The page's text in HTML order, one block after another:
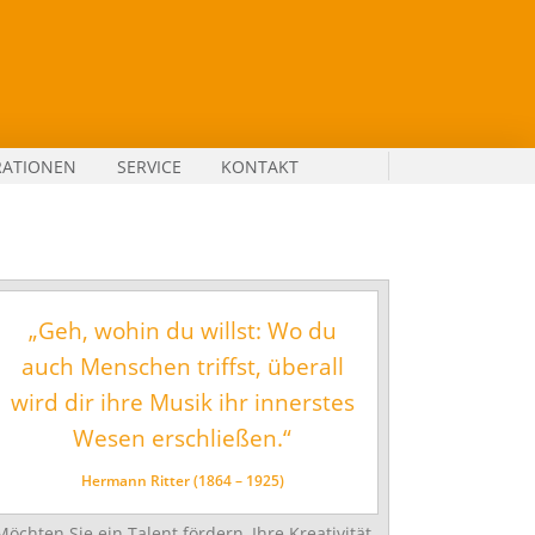
SERVICE KONTAKT
„Geh, wohin du willst: Wo du
auch Menschen triffst, überall
wird dir ihre Musik ihr innerstes
Wesen erschließen.“
Hermann Ritter (1864 – 1925)